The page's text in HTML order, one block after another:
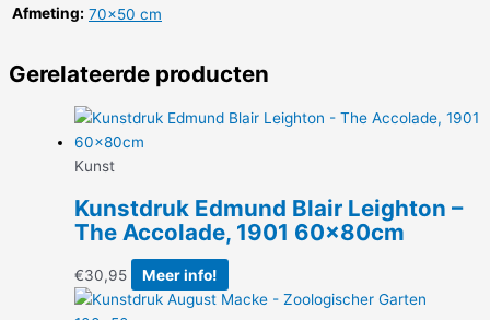
Afmeting: 70×50 cm
Gerelateerde producten
Kunst
Kunstdruk Edmund Blair Leighton –
The Accolade, 1901 60x80cm
€30,95 Meer info!